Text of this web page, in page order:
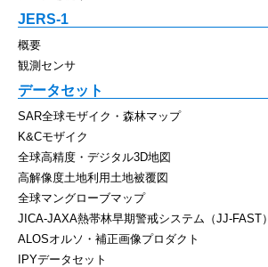
JERS-1
概要
観測センサ
データセット
SAR全球モザイク・森林マップ
K&Cモザイク
全球高精度・デジタル3D地図
高解像度土地利用土地被覆図
全球マングローブマップ
JICA-JAXA熱帯林早期警戒システム（JJ-FAST）
ALOSオルソ・補正画像プロダクト
IPYデータセット